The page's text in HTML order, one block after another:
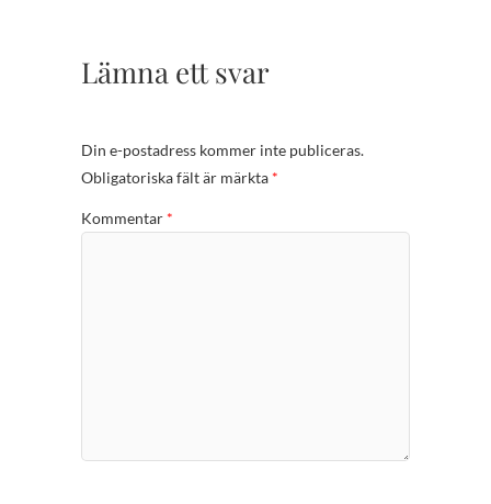
Lämna ett svar
Din e-postadress kommer inte publiceras.
Obligatoriska fält är märkta *
Kommentar *